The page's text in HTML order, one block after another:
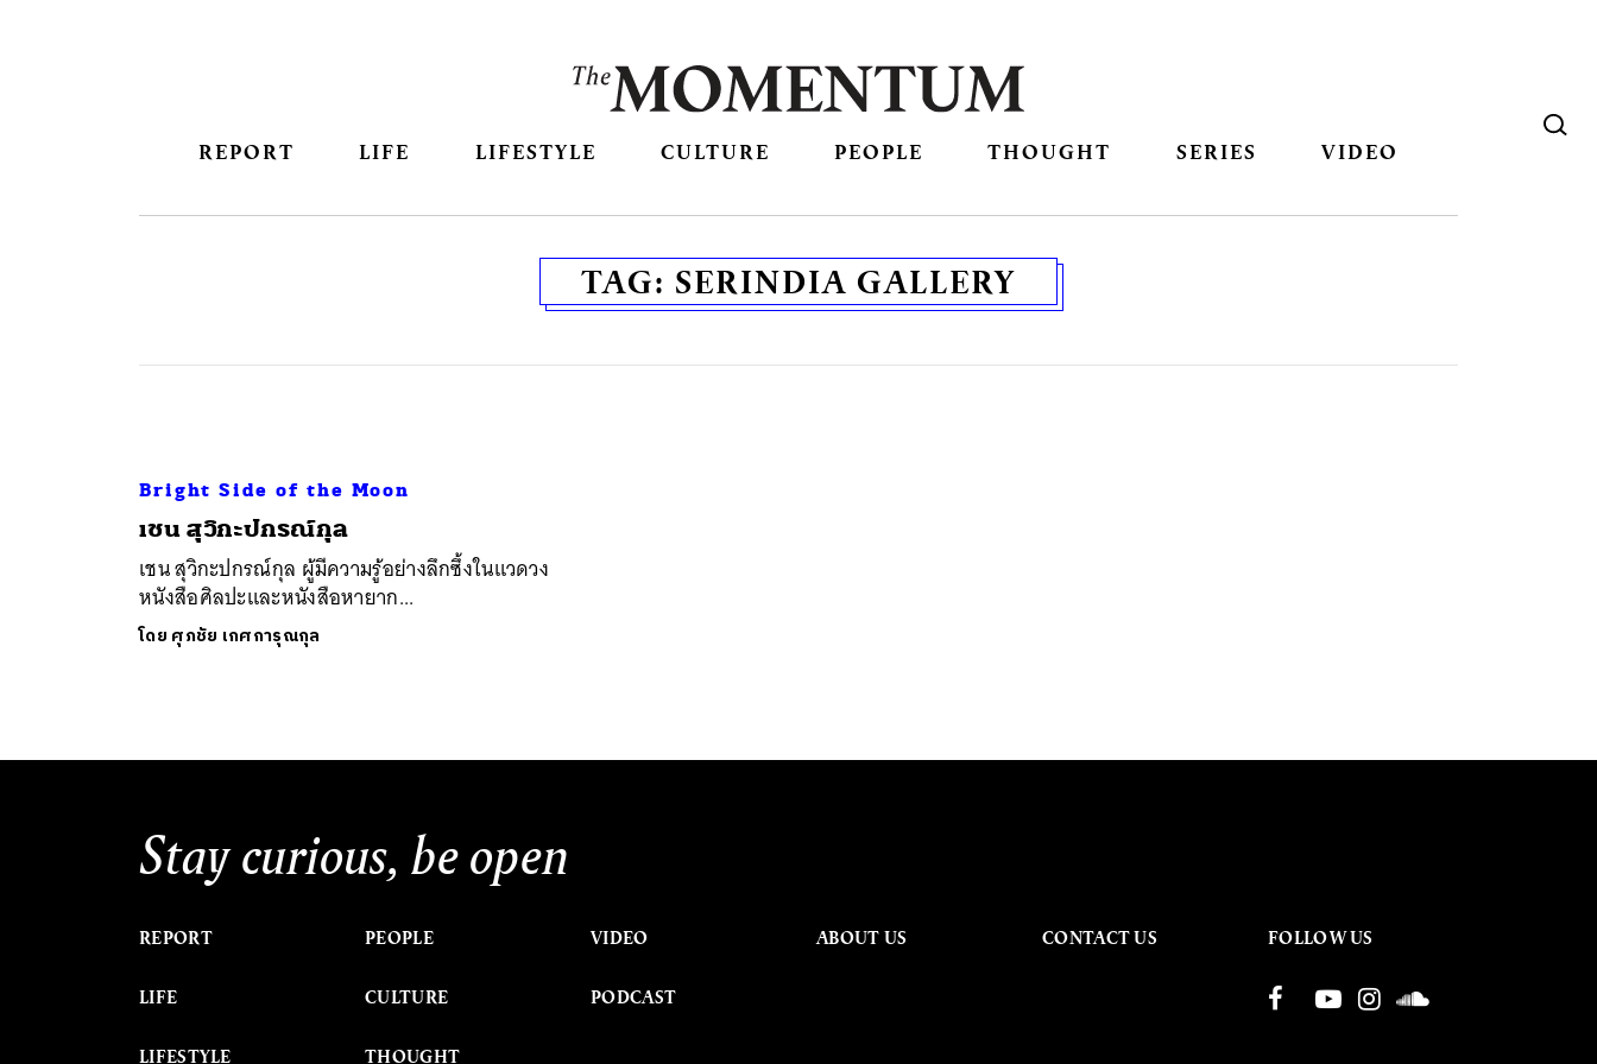
REPORT LIFE LIFESTYLE CULTURE PEOPLE THOUGHT SERIES VIDEO
TAG: SERINDIA GALLERY
Bright Side of the Moon
เชน สุวิกะปกรณ์กุล
เชน สุวิกะปกรณ์กุล ผู้มีความรู้อย่างลึกซึ้งในแวดวง
หนังสือศิลปะและหนังสือหายาก...
โดย ศุภชัย เกศการุณกุล
Stay curious, be open
REPORT
LIFE
LIFESTYLE
PEOPLE
CULTURE
THOUGHT
VIDEO
PODCAST
ABOUT US CONTACT US FOLLOW US